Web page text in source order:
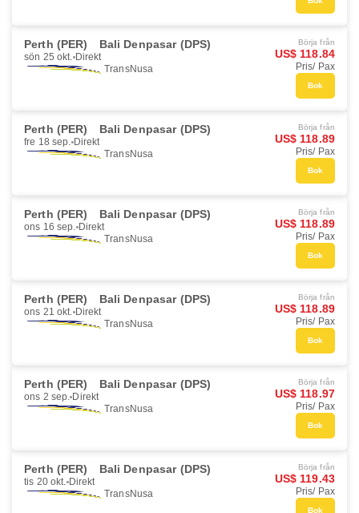
Perth (PER) Bali Denpasar (DPS)
sön 25 okt. Direkt
TransNusa
Börja från
US$ 118.84
Pris/ Pax
Bok
Perth (PER) Bali Denpasar (DPS)
fre 18 sep. Direkt
TransNusa
Börja från
US$ 118.89
Pris/ Pax
Bok
Perth (PER) Bali Denpasar (DPS)
ons 16 sep. Direkt
TransNusa
Börja från
US$ 118.89
Pris/ Pax
Bok
Perth (PER) Bali Denpasar (DPS)
ons 21 okt. Direkt
TransNusa
Börja från
US$ 118.89
Pris/ Pax
Bok
Perth (PER) Bali Denpasar (DPS)
ons 2 sep. Direkt
TransNusa
Börja från
US$ 118.97
Pris/ Pax
Bok
Perth (PER) Bali Denpasar (DPS)
tis 20 okt. Direkt
TransNusa
Börja från
US$ 119.43
Pris/ Pax
Bok